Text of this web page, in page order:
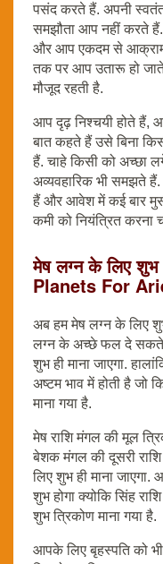
पसंद करते हैं. अपनी
समझौता आप नहीं करते
और आप एकदम से
तक पर आप उतारू हो
मौजूद रहती है.
आप दृढ़ निश्चयी होते हैं,
बात कहते हैं उसे बिना
हैं. चाहे किसी को अच्छा
अव्यवहारिक भी समझते
हैं और आवेश में कई बार
कमी को नियंत्रित करना
मेष लग्न के लिए
Planets For
अब हम मेष लग्न के लिए
लग्न के अच्छे फल दे सकते
शुभ ही माना जाएगा.
अष्टम भाव में होती है जो
माना गया है.
मेष राशि मंगल की मूल
बेशक मंगल की दूसरी
लिए शुभ ही माना
शुभ होगा क्योकि सिंह
शुभ त्रिकोण माना गया है.
आपके लिए बृहस्पति को